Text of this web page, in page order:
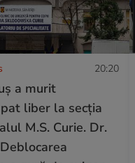
20:20
a murit
liber la secția
M.S. Curie. Dr.